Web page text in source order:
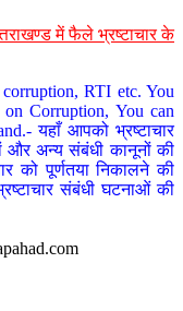
में फैले भ्रष्टाचार के
RTI etc. You
Corruption, You can
यहाँ आपको भ्रष्टाचार
और अन्य संबंधी कानूनों की
को पूर्णतया निकालने की
संबंधी घटनाओं की